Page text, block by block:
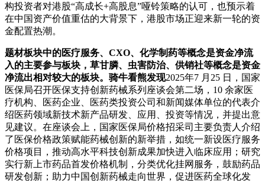
构投资者对港股“高成长+高股息”哑铃策略的认可，也预示着
在中国资产价值重估的大背景下，港股市场正迎来新一轮的资
金配置热潮。
题材板块中的医疗服务、CXO、化学制药等概念是资金净流
入的主要参与板块，草甘膦、虫害防治、供销社等概念是资金
净流出相对较大的板块。 骑牛看熊发现2025年7 月25 日，国家
医保局召开医保支持创新药械系列座谈会第二场，10 余家医
疗机构、医药企业、医药类投资公司和新闻媒体单位的代表介
绍医药领域新技术新产品研发、应用、投资等情况，并提出意
见建议。在座谈会上，国家医保局价格招采司主要负责人介绍
了医保价格政策赋能药械创新的新举措，如统一新设医疗服务
价格项目，推动高水平科技创新成果加快进入临床应用；研究
实行新上市药品首发价格机制，分类优化挂网服务，鼓励药品
研发创新；助力中国创新药械走向世界，促进医药全球化发